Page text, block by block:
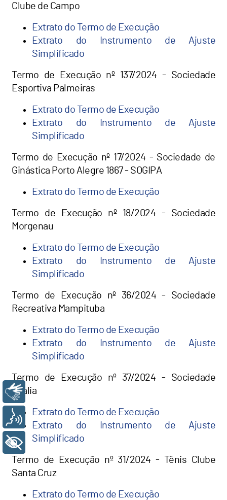
Clube de Campo
Extrato do Termo de Execução
Extrato do Instrumento de Ajuste
Simplificado
Termo de Execução nº 137/2024 - Sociedade
Esportiva Palmeiras
Extrato do Termo de Execução
Extrato do Instrumento de Ajuste
Simplificado
Termo de Execução nº 17/2024 - Sociedade de
Ginástica Porto Alegre 1867 - SOGIPA
Extrato do Termo de Execução
Termo de Execução nº 18/2024 - Sociedade
Morgenau
Extrato do Termo de Execução
Extrato do Instrumento de Ajuste
Simplificado
Termo de Execução nº 36/2024 - Sociedade
Recreativa Mampituba
Extrato do Termo de Execução
Extrato do Instrumento de Ajuste
Simplificado
Termo de Execução nº 37/2024 - Sociedade
Thalia
Extrato do Termo de Execução
Extrato do Instrumento de Ajuste
Simplificado
Termo de Execução nº 31/2024 - Tênis Clube
Santa Cruz
Extrato do Termo de Execução
Libras
Voz
+ Acessibilidade